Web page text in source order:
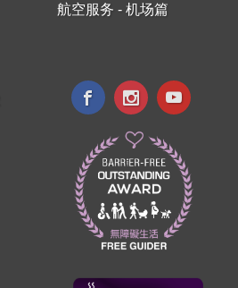
航空服务 - 机场篇